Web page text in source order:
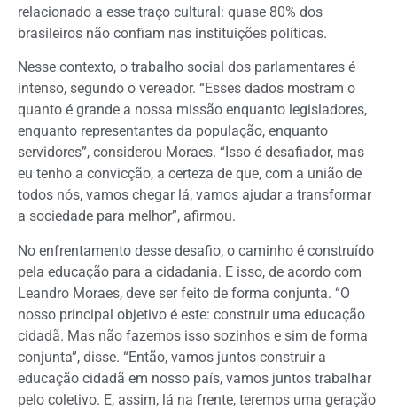
relacionado a esse traço cultural: quase 80% dos
brasileiros não confiam nas instituições políticas.
Nesse contexto, o trabalho social dos parlamentares é
intenso, segundo o vereador. “Esses dados mostram o
quanto é grande a nossa missão enquanto legisladores,
enquanto representantes da população, enquanto
servidores”, considerou Moraes. “Isso é desafiador, mas
eu tenho a convicção, a certeza de que, com a união de
todos nós, vamos chegar lá, vamos ajudar a transformar
a sociedade para melhor”, afirmou.
No enfrentamento desse desafio, o caminho é construído
pela educação para a cidadania. E isso, de acordo com
Leandro Moraes, deve ser feito de forma conjunta. “O
nosso principal objetivo é este: construir uma educação
cidadã. Mas não fazemos isso sozinhos e sim de forma
conjunta”, disse. “Então, vamos juntos construir a
educação cidadã em nosso país, vamos juntos trabalhar
pelo coletivo. E, assim, lá na frente, teremos uma geração